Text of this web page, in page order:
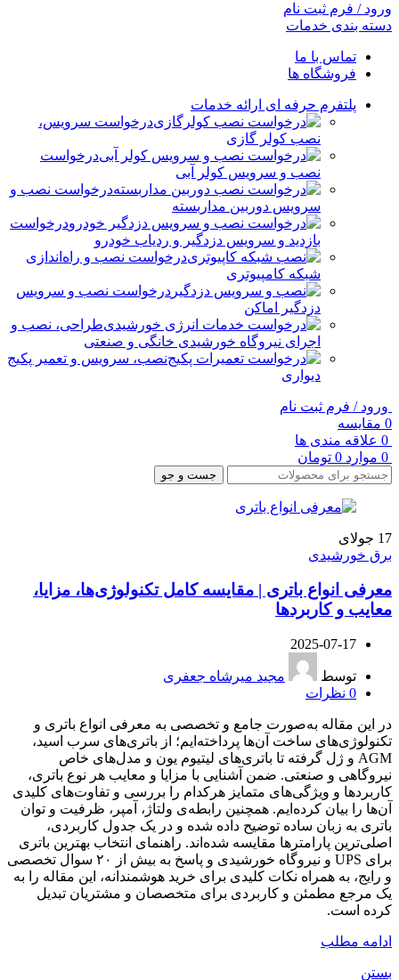
ورود / فرم ثبت نام
دسته بندی خدمات
تماس با ما
فروشگاه ها
پلتفرم حرفه ای ارائه خدمات
درخواست سرویس،
نصب کولر گازی
درخواست
نصب و سرویس کولر آبی
درخواست نصب و
سرویس دوربین مداربسته
درخواست
بازدید و سرویس دزدگیر و ردیاب خودرو
درخواست نصب و راه‌اندازی
شبکه کامپیوتری
درخواست نصب و سرویس
دزدگیر اماکن
طراحی، نصب و
اجرای نیروگاه خورشیدی خانگی و صنعتی
نصب، سرویس و تعمیر پکیج
دیواری
ورود / فرم ثبت نام
0 مقایسه
0 علاقه مندی ها
0 موارد 0 تومان
جست و جو
17 جولای
برق خورشیدی
معرفی انواع باتری | مقایسه کامل تکنولوژی‌ها، مزایا،
معایب و کاربردها
2025-07-17
توسط
مجید میرشاه جعفری
0 نظرات
در این مقاله به‌صورت جامع و تخصصی به معرفی انواع باتری و
تکنولوژی‌های ساخت آن‌ها پرداخته‌ایم؛ از باتری‌های سرب اسید،
AGM و ژل گرفته تا باتری‌های لیتیوم یون و مدل‌های خاص
نیروگاهی و صنعتی. ضمن آشنایی با مزایا و معایب هر نوع باتری،
کاربردها و ویژگی‌های متمایز هرکدام را بررسی و تفاوت‌های کلیدی
آن‌ها را بیان کرده‌ایم. همچنین رابطه‌ی ولتاژ، آمپر، ظرفیت و توان
باتری به زبان ساده توضیح داده شده و در یک جدول کاربردی،
اصلی‌ترین پارامترها مقایسه شده‌اند. راهنمای انتخاب بهترین باتری
برای UPS و نیروگاه خورشیدی و پاسخ به بیش از ۲۰ سوال تخصصی
و رایج، به همراه نکات کلیدی برای خرید هوشمندانه، این مقاله را به
یک مرجع مطمئن و کاربردی برای متخصصان و مشتریان تبدیل
کرده است.
ادامه مطلب
بستن